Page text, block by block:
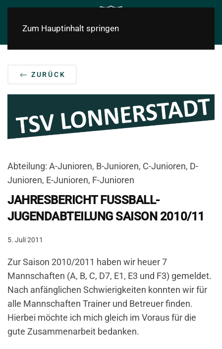
Zum Hauptinhalt springen
ZURÜCK
Abteilung: A-Junioren, B-Junioren, C-Junioren, D-
Junioren, E-Junioren, F-Junioren
JAHRESBERICHT FUSSBALL-J
UGENDABTEILUNG SAISON 2010/11
5. Juli 2011
Zur Saison 2010/2011 haben wir heuer 7
Mannschaften (A, B, C, D7, E1, E3 und F3) gemeldet.
Nach anfänglichen Schwierigkeiten konnten wir für
alle Mannschaften Trainer und Betreuer finden.
Hierbei möchte ich mich gleich im Voraus für die
gute Zusammenarbeit bedanken.